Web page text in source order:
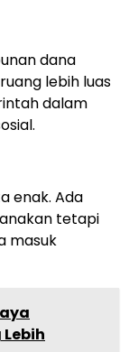
dana
lebih luas
dalam
enak. Ada
tetapi
masuk